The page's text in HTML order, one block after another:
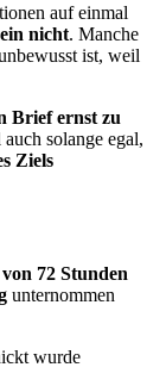
auf einmal
nicht. Manche
ist, weil
Brief ernst zu
solange egal,
Ziels
72 Stunden
unternommen
wurde